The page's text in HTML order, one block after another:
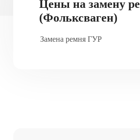
Цены на замену
(Фольксваген)
Замена ремня ГУР